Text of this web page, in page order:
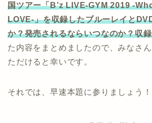
国ツアー「B’z LIVE-GYM 2019 -
LOVE-」を収録したブルーレイと
か？発売されるならいつなのか？収
た内容をまとめましたので、みなさ
ただけると幸いです。
それでは、早速本題に参りましょう！